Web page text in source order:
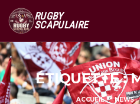
RUGBY
SCAPULAIRE
ÉTIQUETTE :
ACCUEIL NEWS